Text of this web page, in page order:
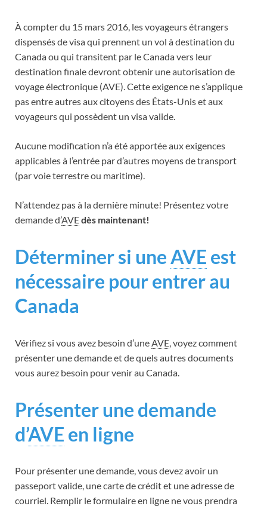
À compter du 15 mars 2016, les voyageurs étrangers
dispensés de visa qui prennent un vol à destination du
Canada ou qui transitent par le Canada vers leur
destination finale devront obtenir une autorisation de
voyage électronique (AVE). Cette exigence ne s’applique
pas entre autres aux citoyens des États-Unis et aux
voyageurs qui possèdent un visa valide.
Aucune modification n’a été apportée aux exigences
applicables à l’entrée par d’autres moyens de transport
(par voie terrestre ou maritime).
N’attendez pas à la dernière minute! Présentez votre
demande d’AVEdès maintenant!
Déterminer si uneAVE est
nécessaire pour entrer au
Canada
Vérifiez si vous avez besoin d’une AVE , voyez comment
présenter une demande et de quels autres documents
vous aurez besoin pour venir au Canada.
Présenter une demande
d’AVE en ligne
Pour présenter une demande, vous devez avoir un
passeport valide, une carte de crédit et une adresse de
courriel. Remplir le formulaire en ligne ne vous prendra